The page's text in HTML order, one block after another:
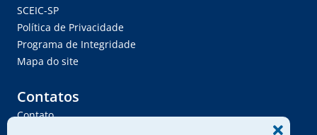
SCEIC-SP
Política de Privacidade
Programa de Integridade
Mapa do site
Contatos
Contato